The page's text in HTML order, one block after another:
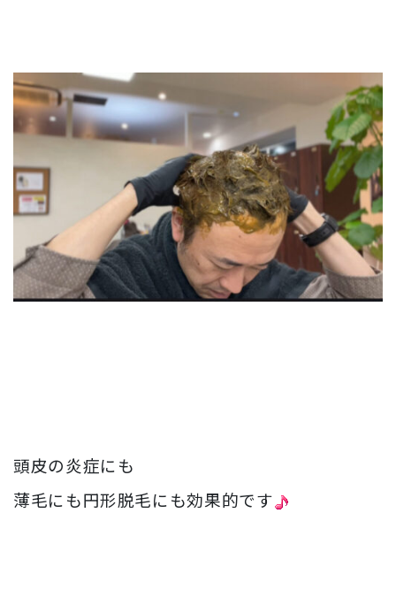
頭皮の炎症にも
薄毛にも円形脱毛にも効果的です